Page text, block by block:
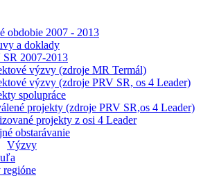
obdobie 2007 - 2013
a doklady
SR 2007-2013
výzvy (zdroje MR Termál)
výzvy (zdroje PRV SR, os 4 Leader)
spolupráce
projekty (zdroje PRV SR,os 4 Leader)
projekty z osi 4 Leader
obstarávanie
Výzvy